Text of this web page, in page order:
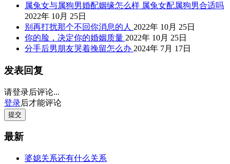
属兔女与属狗男婚配姻缘怎么样 属兔女配属狗男合适吗
2022年 10月 25日
别再打扰那个不回你消息的人 2022年 10月 25日
你的脸，决定你的婚姻质量 2022年 10月 25日
分手后男朋友哭着挽留怎么办 2024年 7月 17日
发表回复
请登录后评论...
登录后才能评论
提交
最新
婆媳关系还有什么关系